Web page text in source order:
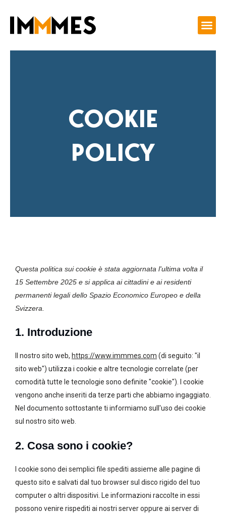
contenuto
COOKIE
POLICY
Questa politica sui cookie è stata aggiornata l'ultima volta il
15 Settembre 2025 e si applica ai cittadini e ai residenti
permanenti legali dello Spazio Economico Europeo e della
Svizzera.
1. Introduzione
Il nostro sito web, https://www.immmes.com (di seguito: "il
sito web") utilizza i cookie e altre tecnologie correlate (per
comodità tutte le tecnologie sono definite "cookie"). I cookie
vengono anche inseriti da terze parti che abbiamo ingaggiato.
Nel documento sottostante ti informiamo sull'uso dei cookie
sul nostro sito web.
2. Cosa sono i cookie?
I cookie sono dei semplici file spediti assieme alle pagine di
questo sito e salvati dal tuo browser sul disco rigido del tuo
computer o altri dispositivi. Le informazioni raccolte in essi
possono venire rispediti ai nostri server oppure ai server di
Consent
to
service
Consent
to
service
Consent
to
service
Consent
to
service
Consent
to
service
Consent
to
service
Consent
to
service
Consent
to
service
Consent
to
service
Preferenze
Statistiche
Marketing